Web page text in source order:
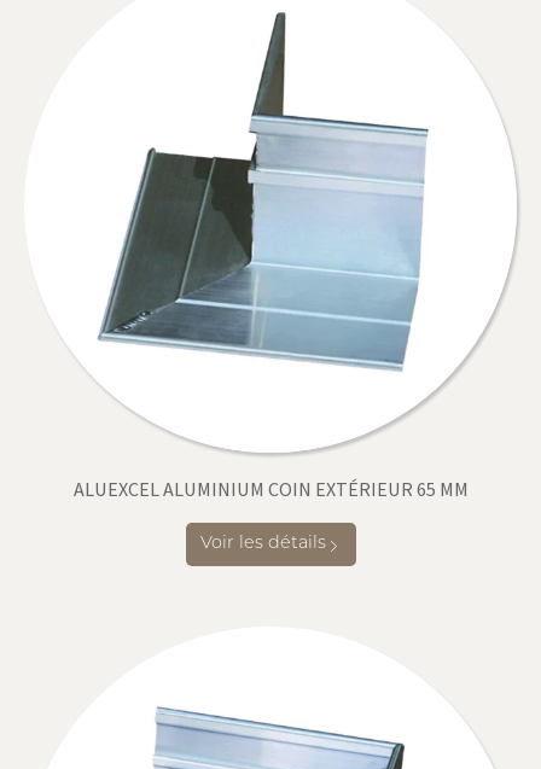
ALUEXCEL ALUMINIUM COIN EXTÉRIEUR 65 MM
Voir les détails